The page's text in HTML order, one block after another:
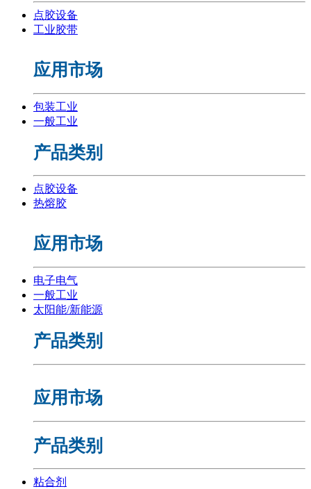
点胶设备
工业胶带
应用市场
包装工业
一般工业
产品类别
点胶设备
热熔胶
应用市场
电子电气
一般工业
太阳能/新能源
产品类别
应用市场
产品类别
粘合剂